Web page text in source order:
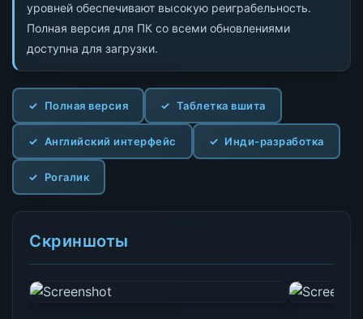
уровней обеспечивают высокую реиграбельность.
Полная версия для ПК со всеми обновлениями
доступна для загрузки.
Полная версия Таблетка вшита
Английский интерфейс Инди-разработка
Рогалик
Скриншоты